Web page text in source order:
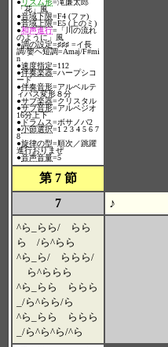
● リズム形=滝廉太郎
「花」風
●音域下限=F4 (ファ)
●音域上限=E5 (上のミ)
●和声進行=「川の流れ
のように」風
●調の設定=♯♯♯ =イ長
調/嬰ヘ短調=Amaj/F#mi
n
●速度指定=112
●伴奏楽器=ハープシコ
ード
●伴奏音形=アルベルテ
ィバス変形８分
●サブ楽器=クリスタル
●サブ音形=アルペジオ
16分上下
● ドラムス=ボサノバ2
●小節選択=1 2 3 4 5 6 7
8
●旋律の型=順次／跳躍
進行おりまぜ
●音声音量=5
第 7 節
7
♪
^ら_らら/ らら
ら /ら^らら
^ら_ら/ ららら/
ら^ららら
^ら_らら ららら
_/ら^らら/ら
^ら_らら ららら
_/ら^ら^ら/^ら